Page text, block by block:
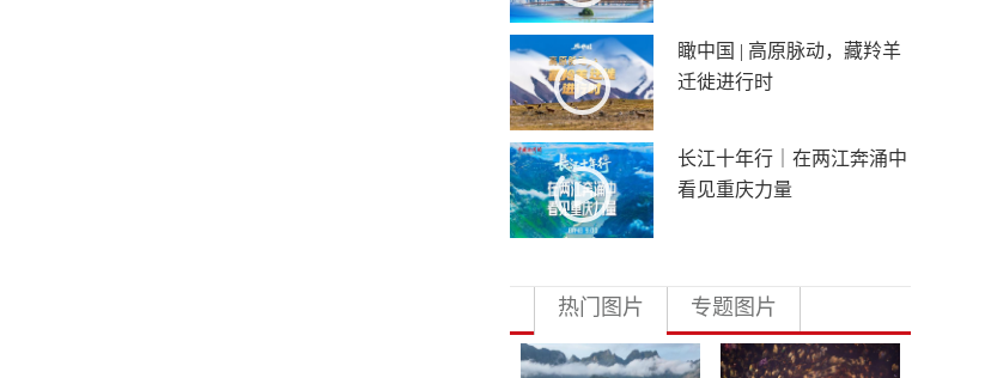
瞰中国 | 高原脉动，藏羚羊
迁徙进行时
长江十年行｜在两江奔涌中
看见重庆力量
热门图片 专题图片